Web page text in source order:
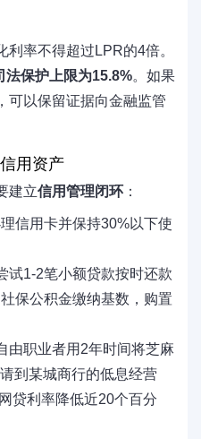
率不得超过LPR的4倍。
法保护上限为15.8%。如果
可以保留证据向金融监管
用资产
建立信用管理闭环 ：
理信用卡并保持30%以下使
试1-2笔小额贷款按时还款
社保公积金缴纳基数，购置
由职业者用2年时间将芝麻
到某城商行的低息经营
贷利率降低近20个百分